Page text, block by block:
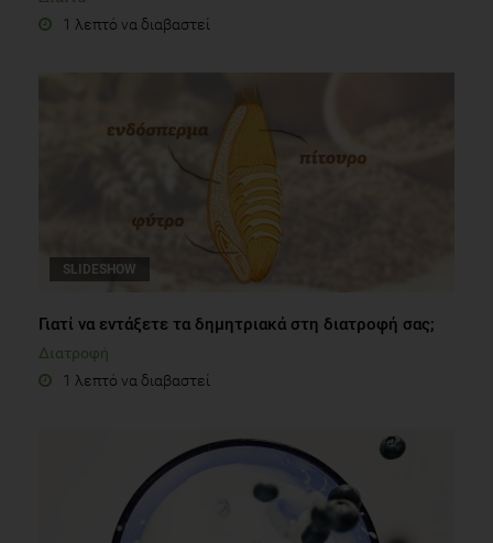
1 λεπτό να διαβαστεί
SLIDESHOW
Γιατί να εντάξετε τα δημητριακά στη διατροφή σας;
Διατροφή
1 λεπτό να διαβαστεί